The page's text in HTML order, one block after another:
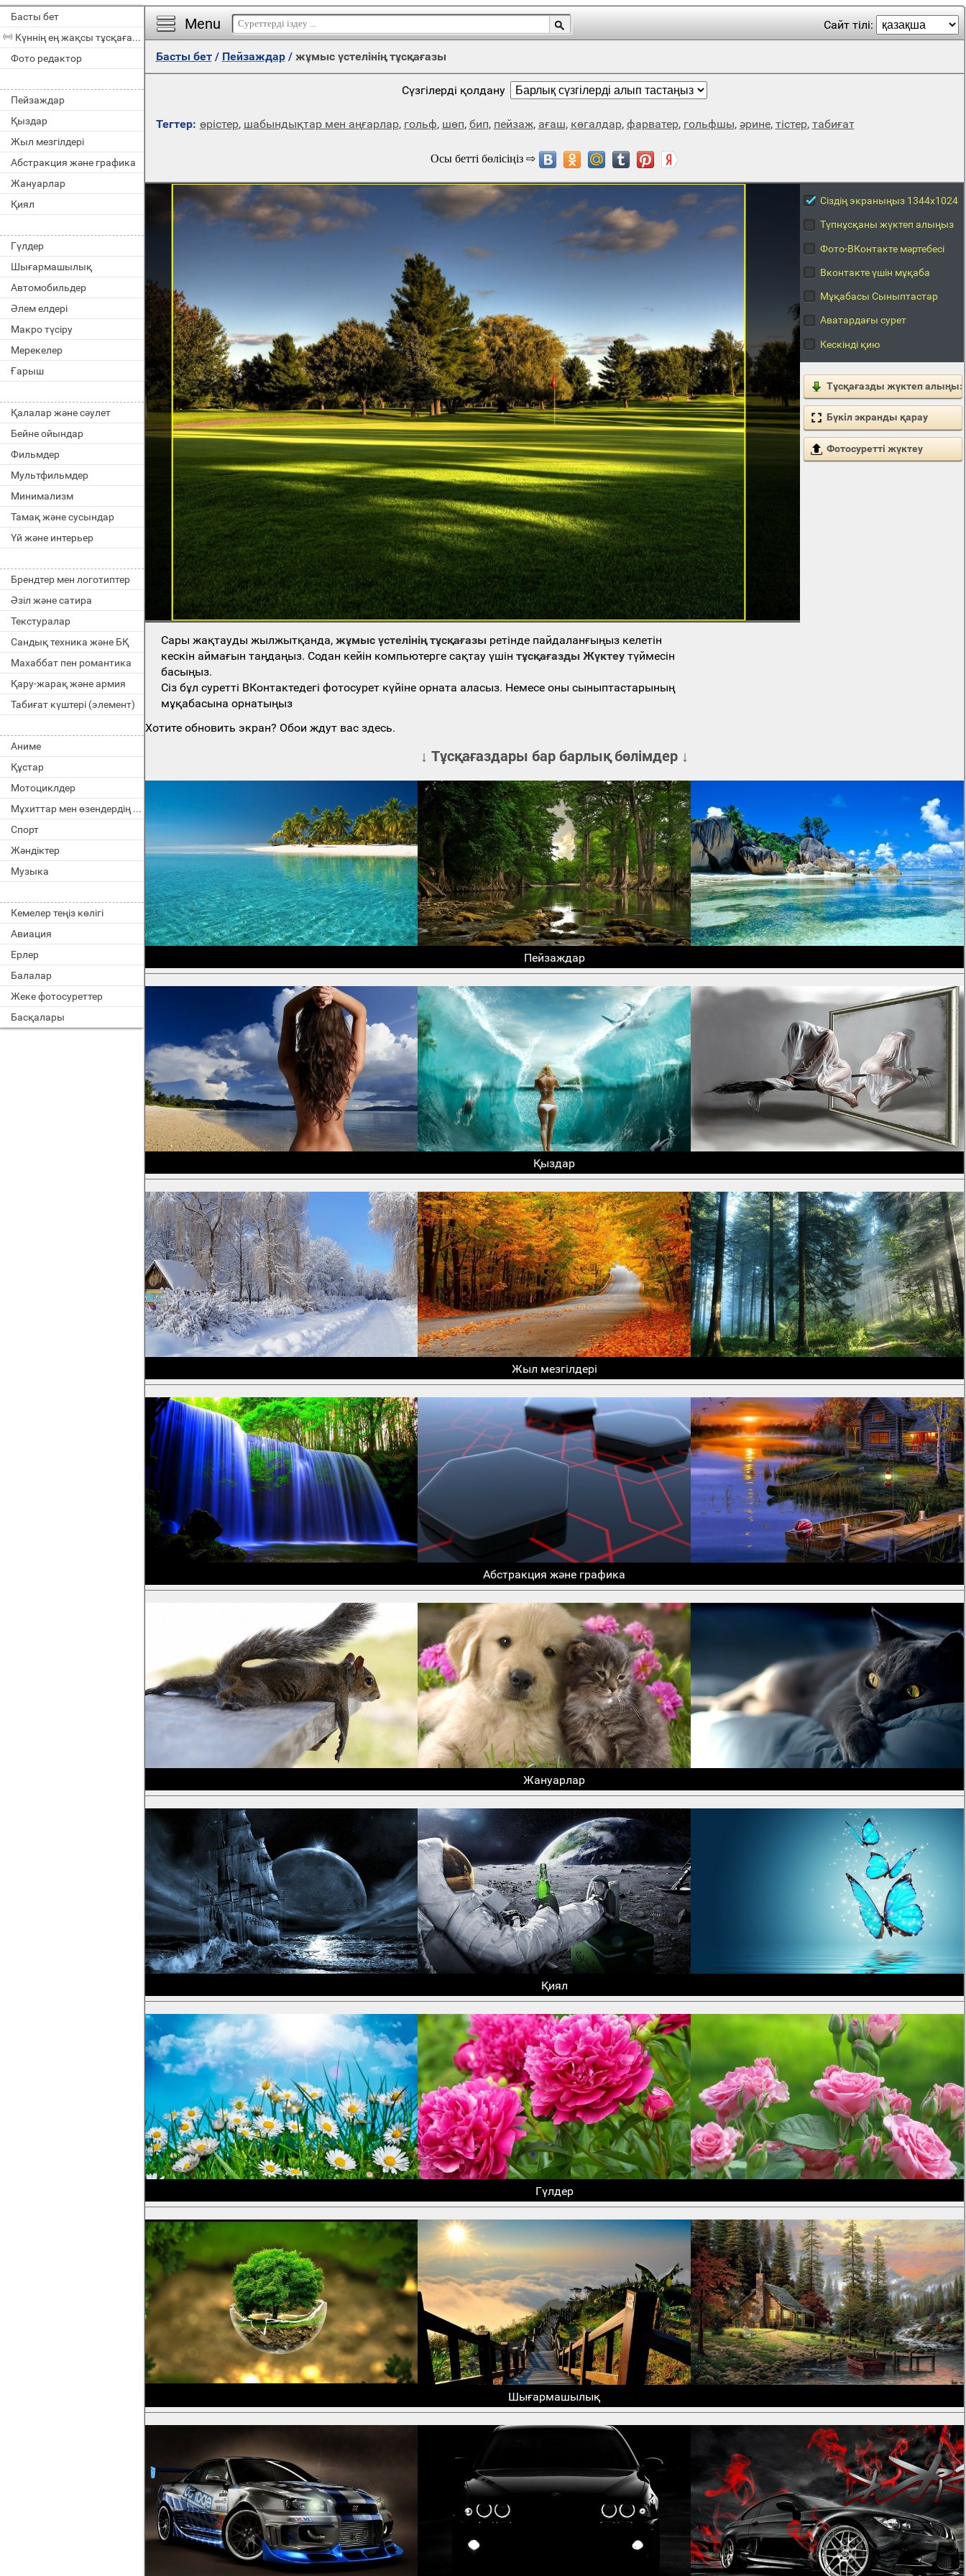
Басты бет
Күннің ең жақсы тұсқағазы
Фото редактор
Пейзаждар
Қыздар
Жыл мезгілдері
Абстракция және графика
Жануарлар
Қиял
Гүлдер
Шығармашылық
Автомобильдер
Әлем елдері
Макро түсіру
Мерекелер
Ғарыш
Қалалар және сәулет
Бейне ойындар
Фильмдер
Мультфильмдер
Минимализм
Тамақ және сусындар
Үй және интерьер
Брендтер мен логотиптер
Әзіл және сатира
Текстуралар
Сандық техника және БҚ
Махаббат пен романтика
Қару-жарақ және армия
Табиғат күштері (элемент)
Аниме
Құстар
Мотоциклдер
Мұхиттар мен өзендердің тұрғындары
Спорт
Жәндіктер
Музыка
Кемелер теңіз көлігі
Авиация
Ерлер
Балалар
Жеке фотосуреттер
Басқалары
Menu Сайт тілі:
Басты бет/ Пейзаждар/ жұмыс үстелінің тұсқағазы
Сүзгілерді қолдану
Тегтер: өрістер, шабындықтар мен аңғарлар, гольф, шөп, бип, пейзаж, ағаш, көгалдар, фарватер, гольфшы, әрине, тістер, табиғат
Сіздің экраныңыз 1344x1024
Түпнұсқаны жүктеп алыңыз
Фото-ВКонтакте мәртебесі
Вконтакте үшін мұқаба
Мұқабасы Сыныптастар
Аватардағы сурет
Кескінді қию
Тұсқағазды жүктеп алыңыз
Бүкіл экранды қарау
Фотосуретті жүктеу
Сары жақтауды жылжытқанда,жұмыс үстелінің тұсқағазы ретінде пайдаланғыңыз келетін
кескін аймағын таңдаңыз. Содан кейін компьютерге сақтау үшінтұсқағазды Жүктеу түймесін
басыңыз.
Сіз бұл суретті ВКонтактедегі фотосурет күйіне орната аласыз. Немесе оны сыныптастарының
мұқабасына орнатыңыз
Хотите обновить экран? Обои ждут вас здесь.
↓ Тұсқағаздары бар барлық бөлімдер ↓
Пейзаждар
Қыздар
Жыл мезгілдері
Абстракция және графика
Жануарлар
Қиял
Гүлдер
Шығармашылық